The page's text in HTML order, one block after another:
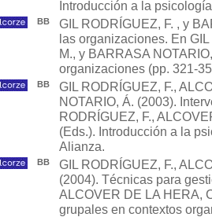
Introducción a la
BB
GIL RODRÍGUEZ, F. , y
las organizaciones. En
M., y BARRASA
organizaciones (pp. 321-
BB
GIL RODRÍGUEZ, F.,
NOTARIO, Á. (2003).
RODRÍGUEZ, F.,
(Eds.). Introducción a la
Alianza.
BB
GIL RODRÍGUEZ, F.,
(2004). Técnicas para
ALCOVER DE LA HERA,
grupales en contextos